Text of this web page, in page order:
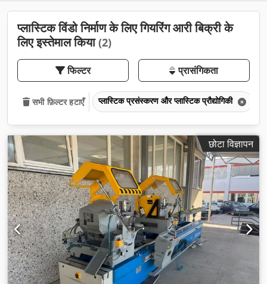
प्लास्टिक विंडो निर्माण के लिए गियरिंग आरी बिक्री के
लिए इस्तेमाल किया(2)
फिल्टर प्रासंगिकता
सभी फ़िल्टर हटाएँ प्लास्टिक प्रसंस्करण और प्लास्टिक प्रौद्योगिकी
छोटा विज्ञापन